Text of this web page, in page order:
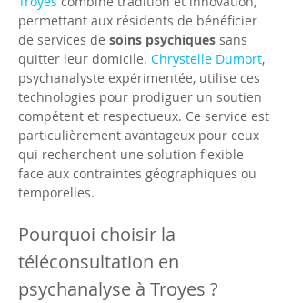
permettant aux résidents de bénéficier
de services de soins psychiques sans
quitter leur domicile. Chrystelle Dumort,
psychanalyste expérimentée, utilise ces
technologies pour prodiguer un soutien
compétent et respectueux. Ce service est
particulièrement avantageux pour ceux
qui recherchent une solution flexible
face aux contraintes géographiques ou
temporelles.
Pourquoi choisir la
téléconsultation en
psychanalyse à Troyes ?